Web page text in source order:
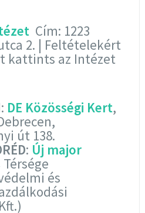
Cím: 1223
2. | Feltételekért
kattints az Intézet
: DE Közösségi Kert,
út 138.
: Új major
és